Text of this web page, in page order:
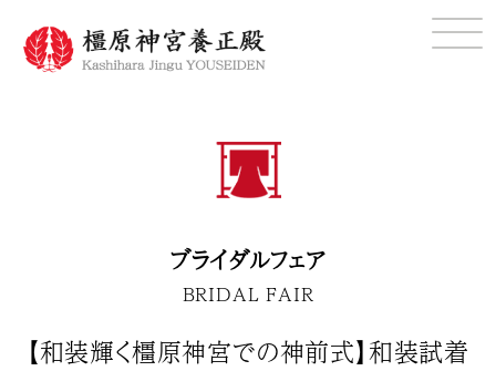
ブライダルフェア
BRIDAL FAIR
【和装輝く橿原神宮での神前式】和装試着